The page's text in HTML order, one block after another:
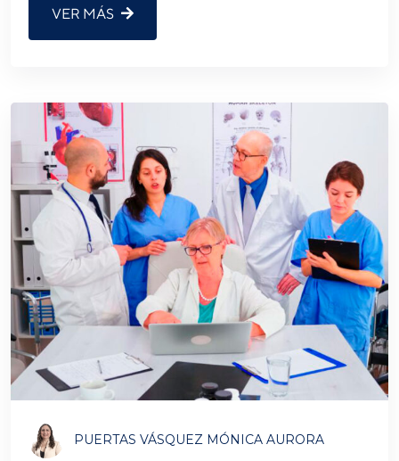
VER MÁS
PUERTAS VÁSQUEZ MÓNICA AURORA